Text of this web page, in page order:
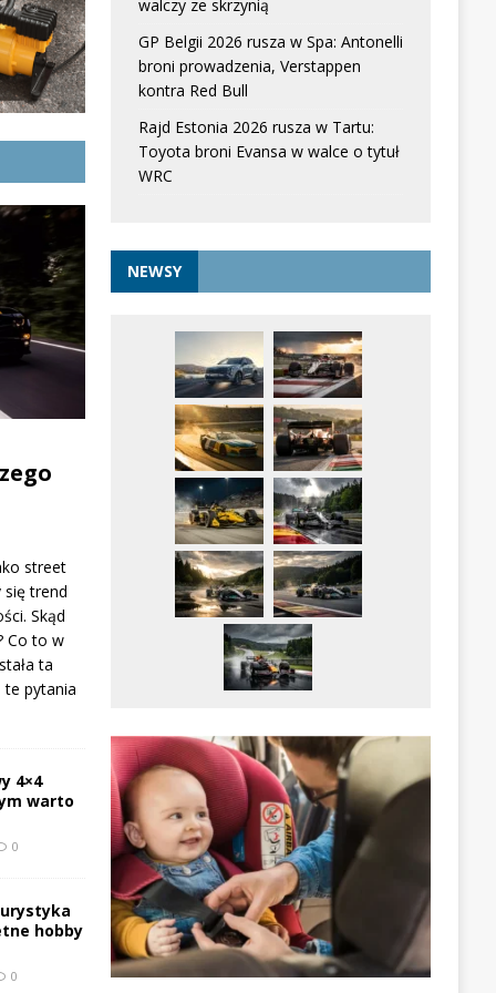
street
trend
Skąd
Co to w
ta
te pytania
4×4
warto
0
hobby
0
walczy ze skrzynią
GP Belgii 2026 rusza w Spa: Antonelli
broni prowadzenia, Verstappen
kontra Red Bull
Rajd Estonia 2026 rusza w Tartu:
Toyota broni Evansa w walce o tytuł
WRC
NEWSY